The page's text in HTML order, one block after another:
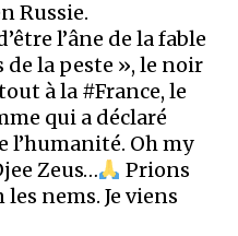
Russie.
l’âne de la fable
de la peste », le noir
à la #France, le
qui a déclaré
l’humanité. Oh my
Zeus…
Prions
nems. Je viens